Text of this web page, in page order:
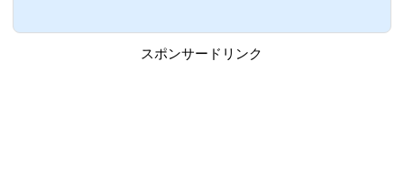
とめています。ラブライブ！サンシャイ
ン!!アニメ2期BD6巻概要 2018年5月25日
（金） 2018年4月15日（日） 【特装限定
スポンサードリンク